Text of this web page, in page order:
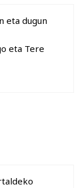
eta dugun
eta Tere